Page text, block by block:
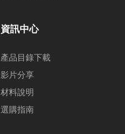
資訊中心
產品目錄下載
影片分享
材料說明
選購指南